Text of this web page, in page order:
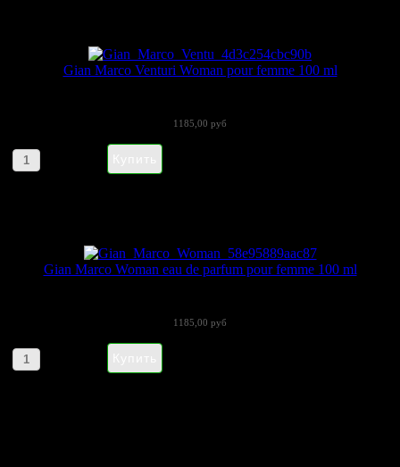
Gian Marco Venturi Woman pour femme 100 ml
1185,00 руб
Gian Marco Woman eau de parfum pour femme 100 ml
1185,00 руб